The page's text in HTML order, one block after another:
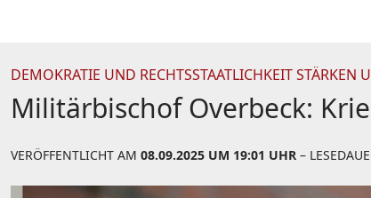
DEMOKRATIE UND RECHTSSTAATLICHKEIT STÄRKEN
Militärbischof Overbeck:
VERÖFFENTLICHT AM 08.09.2025 UM 19:01 UHR –